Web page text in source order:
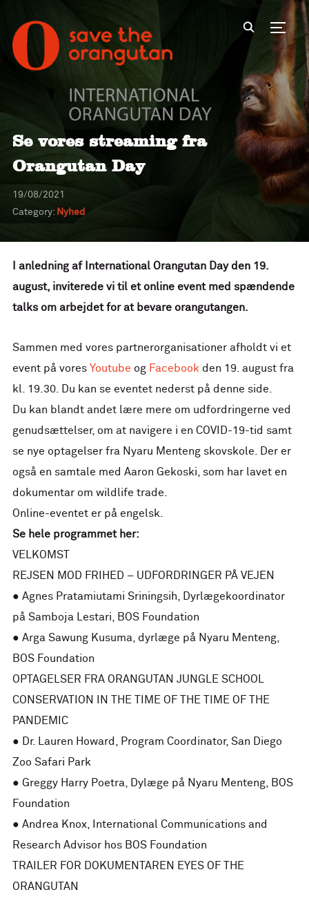
Se vores streaming fra
Orangutan Day
19/08/2021
Category: Nyhed
I anledning af International Orangutan Day den 19.
august, inviterede vi til et online event med spændende
talks om arbejdet for at bevare orangutangen.
Sammen med vores partnerorganisationer afholdt vi et
event på vores Youtube og Facebook den 19. august fra
kl. 19.30. Du kan se eventet nederst på denne side.
Du kan blandt andet lære mere om udfordringerne ved
genudsættelser, om at navigere i en COVID-19-tid samt
se nye optagelser fra Nyaru Menteng skovskole. Der er
også en samtale med Aaron Gekoski, som har lavet en
dokumentar om wildlife trade.
Online-eventet er på engelsk.
Se hele programmet her:
VELKOMST
REJSEN MOD FRIHED – UDFORDRINGER PÅ VEJEN
● Agnes Pratamiutami Sriningsih, Dyrlægekoordinator
på Samboja Lestari, BOS Foundation
● Arga Sawung Kusuma, dyrlæge på Nyaru Menteng,
BOS Foundation
OPTAGELSER FRA ORANGUTAN JUNGLE SCHOOL
CONSERVATION IN THE TIME OF THE TIME OF THE
PANDEMIC
● Dr. Lauren Howard, Program Coordinator, San Diego
Zoo Safari Park
● Greggy Harry Poetra, Dylæge på Nyaru Menteng, BOS
Foundation
● Andrea Knox, International Communications and
Research Advisor hos BOS Foundation
TRAILER FOR DOKUMENTAREN EYES OF THE
ORANGUTAN